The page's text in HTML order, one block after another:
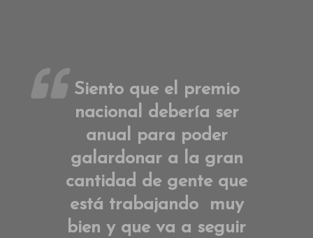
Siento que el premio
nacional debería ser
anual para poder
galardonar a la gran
cantidad de gente que
está trabajando muy
bien y que va a seguir